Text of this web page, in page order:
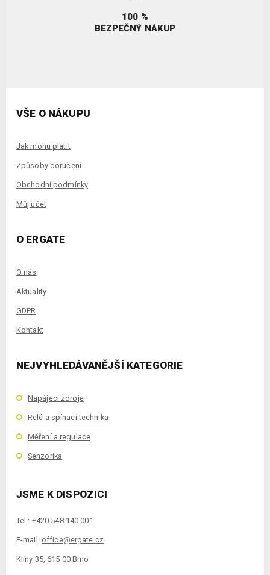
100 %
BEZPEČNÝ NÁKUP
VŠE O NÁKUPU
Jak mohu platit
Způsoby doručení
Obchodní podmínky
Můj účet
O ERGATE
O nás
Aktuality
GDPR
Kontakt
NEJVYHLEDÁVANĚJŠÍ KATEGORIE
Napájecí zdroje
Relé a spínací technika
Měření a regulace
Senzorika
JSME K DISPOZICI
Tel.: +420 548 140 001
E-mail: office@ergate.cz
Klíny 35, 615 00 Brno